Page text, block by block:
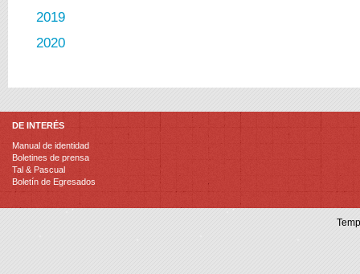
2019
2020
DE INTERÉS
Manual de identidad
Boletines de prensa
Tal & Pascual
Boletín de Egresados